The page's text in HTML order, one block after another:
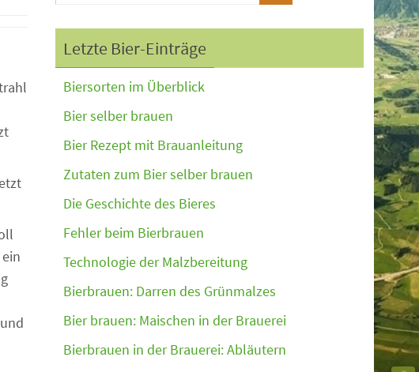
Letzte Bier-Einträge
Biersorten im Überblick
Bier selber brauen
Bier Rezept mit Brauanleitung
Zutaten zum Bier selber brauen
Die Geschichte des Bieres
Fehler beim Bierbrauen
Technologie der Malzbereitung
Bierbrauen: Darren des Grünmalzes
Bier brauen: Maischen in der Brauerei
Bierbrauen in der Brauerei: Abläutern